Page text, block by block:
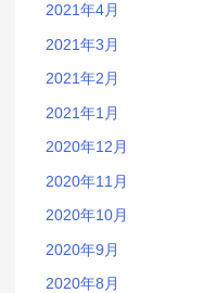
2021年4月
2021年3月
2021年2月
2021年1月
2020年12月
2020年11月
2020年10月
2020年9月
2020年8月